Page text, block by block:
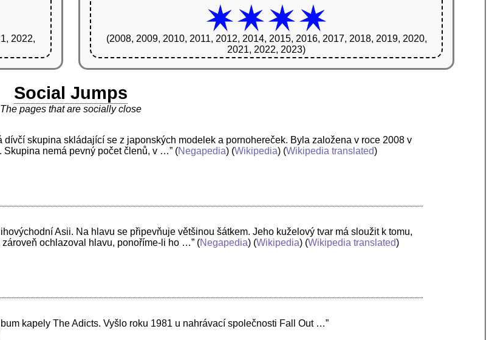
2022,
(2008, 2009, 2010, 2011, 2012, 2014, 2015, 2016, 2017, 2018, 2019, 2020,
2021, 2022, 2023)
Social Jumps
The pages that are socially close
dívčí skupina skládající se z japonských modelek a pornohereček. Byla založena v roce 2008 v
Skupina nemá pevný počet členů, v …” (Negapedia) (Wikipedia) (Wikipedia translated)
Asii. Na hlavu se připevňuje většinou šátkem. Jeho kuželový tvar má sloužit k tomu,
ochlazoval hlavu, ponoříme-li ho …” (Negapedia) (Wikipedia) (Wikipedia translated)
kapely The Adicts. Vyšlo roku 1981 u nahrávací společnosti Fall Out …”